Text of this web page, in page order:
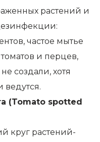
растений и
частое мытье
и перцев,
создали, хотя
ведутся.
(Tomato spotted
круг растений-